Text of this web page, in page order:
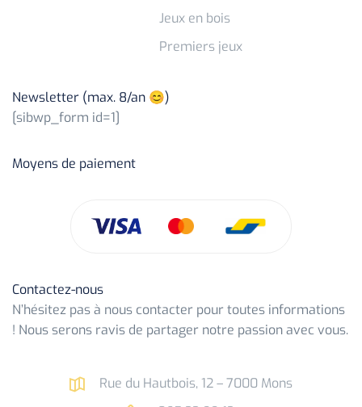
Jeux en bois
Premiers jeux
Newsletter (max. 8/an 😊)
[sibwp_form id=1]
Moyens de paiement
Contactez-nous
N’hésitez pas à nous contacter pour toutes informations
! Nous serons ravis de partager notre passion avec vous.
Rue du Hautbois, 12 – 7000 Mons